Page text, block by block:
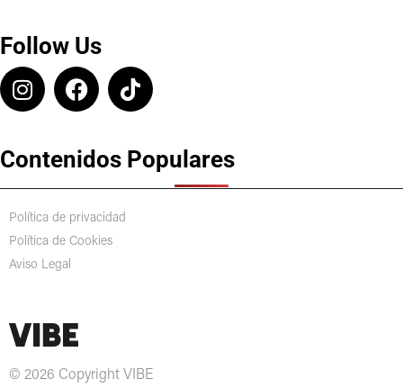
Follow Us
Contenidos Populares
Política de privacidad
Política de Cookies
Aviso Legal
© 2026 Copyright VIBE